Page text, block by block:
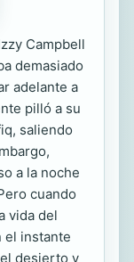
Campbell
demasiado
adelante a
pilló a su
saliendo
a la noche
cuando
vida del
el instante
desierto y